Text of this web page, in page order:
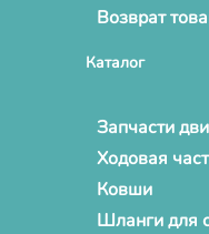
Возврат
Каталог
Запчасти
Ходовая
Ковши
Шланги для